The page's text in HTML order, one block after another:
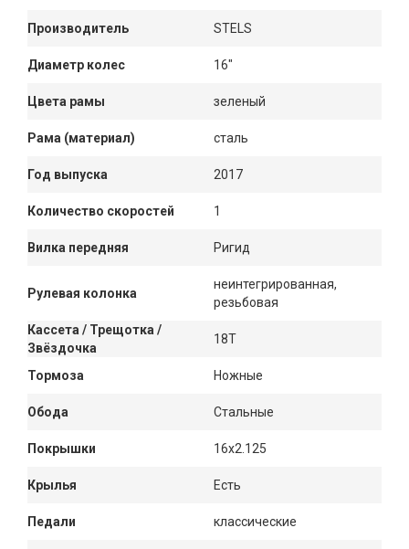
Производитель STELS
Диаметр колес 16"
Цвета рамы зеленый
Рама (материал) сталь
Год выпуска 2017
Количество скоростей 1
Вилка передняя Ригид
Рулевая колонка
неинтегрированная,
резьбовая
Кассета / Трещотка /
Звёздочка
18T
Тормоза Ножные
Обода Стальные
Покрышки 16x2.125
Крылья Есть
Педали классические